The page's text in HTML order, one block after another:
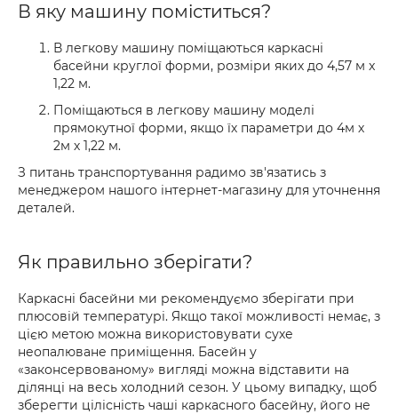
В яку машину поміститься?
В легкову машину поміщаються каркасні
басейни круглої форми, розміри яких до 4,57 м x
1,22 м.
Поміщаються в легкову машину моделі
прямокутної форми, якщо їх параметри до 4м х
2м х 1,22 м.
З питань транспортування радимо зв'язатись з
менеджером нашого інтернет-магазину для уточнення
деталей.
Як правильно зберігати?
Каркасні басейни ми рекомендуємо зберігати при
плюсовій температурі. Якщо такої можливості немає, з
цією метою можна використовувати сухе
неопалюване приміщення. Басейн у
«законсервованому» вигляді можна відставити на
ділянці на весь холодний сезон. У цьому випадку, щоб
зберегти цілісність чаші каркасного басейну, його не